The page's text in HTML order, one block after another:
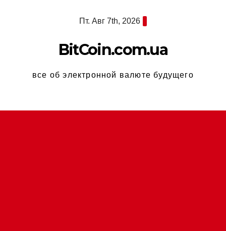
Пт. Авг 7th, 2026
BitCoin.com.ua
все об электронной валюте будущего